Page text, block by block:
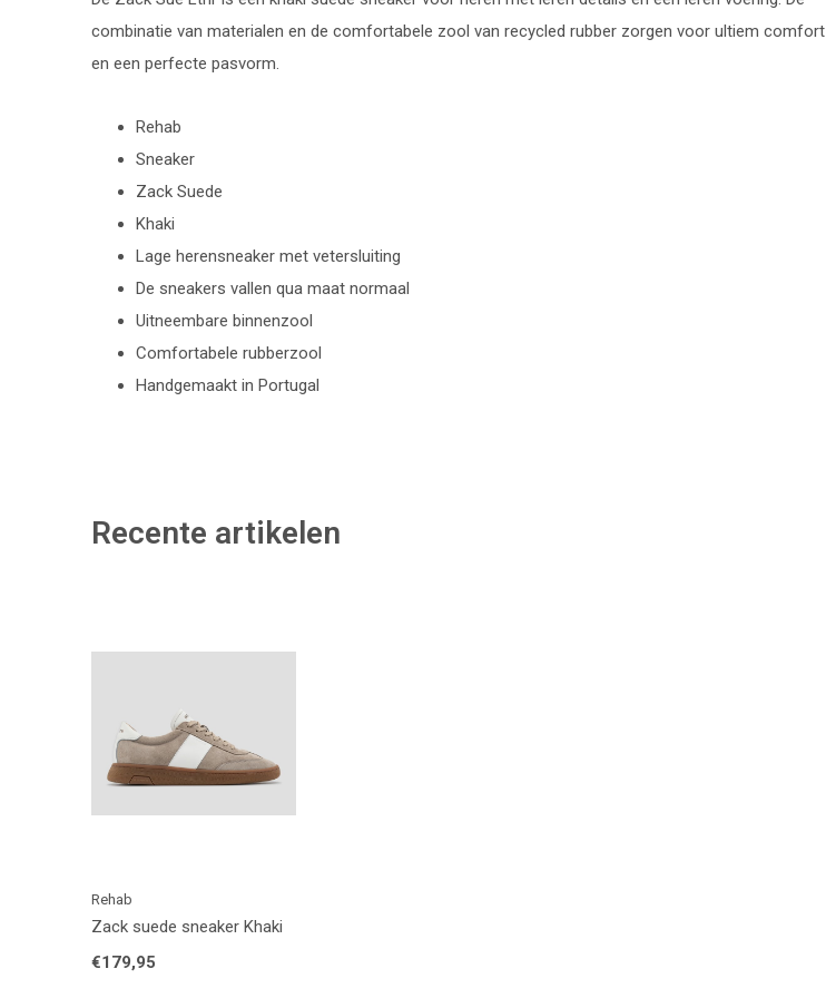
combinatie van materialen en de comfortabele zool van recycled rubber zorgen voor ultiem comfort
en een perfecte pasvorm.
Rehab
Sneaker
Zack Suede
Khaki
Lage herensneaker met vetersluiting
De sneakers vallen qua maat normaal
Uitneembare binnenzool
Comfortabele rubberzool
Handgemaakt in Portugal
Recente artikelen
Rehab
Zack suede sneaker Khaki
€179,95